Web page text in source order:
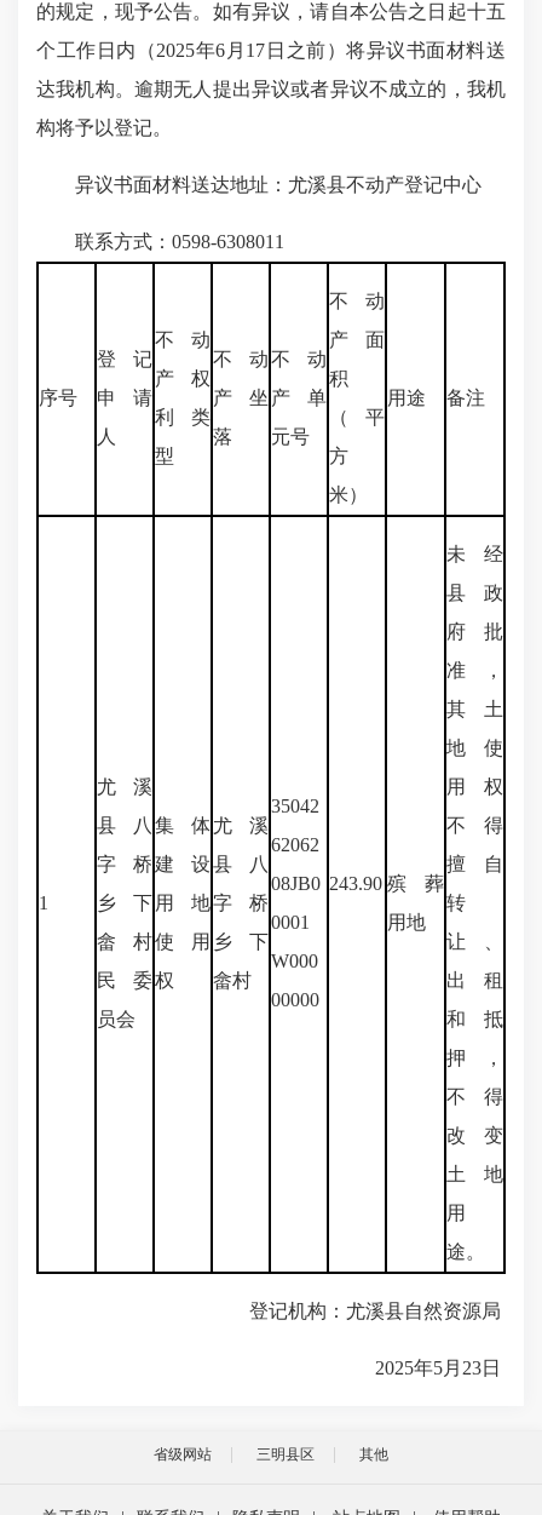
的规定，现予公告。如有异议，请自本公告之日起十五
个工作日内（2025年6月17日之前）将异议书面材料送
达我机构。逾期无人提出异议或者异议不成立的，我机
构将予以登记。
异议书面材料送达地址：尤溪县不动产登记中心
联系方式：0598-6308011
序号
登记
申请
人
不动
产权
利类
型
不动
产坐
落
不动
产单
元号
不动
产面
积
（平
方
米）
用途 备注
1
尤溪
县八
字桥
乡下
畲村
民委
员会
集体
建设
用地
使用
权
尤溪
县八
字桥
乡下
畲村
35042
62062
08JB0
0001
W000
00000
243.90 殡葬
用地
未经
县政
府批
准，
其土
地使
用权
不得
擅自
转
让、
出租
和抵
押，
不得
改变
土地
用
途。
登记机构：尤溪县自然资源局
2025年5月23日
省级网站 三明县区 其他